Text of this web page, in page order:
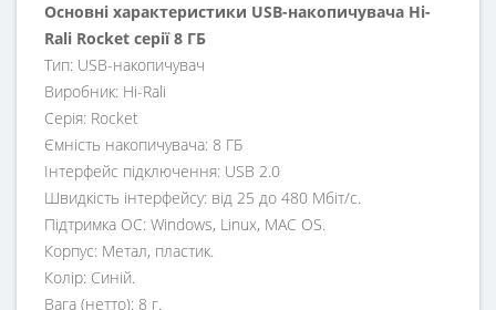
Основні характеристики USB-накопичувача Hi-
Rali Rocket серії 8 ГБ
Тип: USB-накопичувач
Виробник: Hi-Rali
Серія: Rocket
Ємність накопичувача: 8 ГБ
Інтерфейс підключення: USB 2.0
Швидкість інтерфейсу: від 25 до 480 Мбіт/с.
Підтримка ОС: Windows, Linux, MAC OS.
Корпус: Метал, пластик.
Колір: Синій.
Вага (нетто): 8 г.